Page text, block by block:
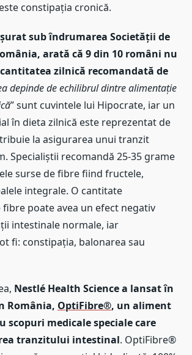
constipația cronică.
sub îndrumarea Societății de
arată că 9 din 10 români nu
zilnică recomandată de
depinde de echilibrul dintre alimentație
” sunt cuvintele lui Hipocrate, iar un
în dieta zilnică este reprezentat de
la asigurarea unui tranzit
Specialiștii recomandă 25-35 grame
surse de fibre fiind fructele,
integrale. O cantitate
poate avea un efect negativ
intestinale normale, iar
fi: constipația, balonarea sau
Nestlé Health Science a lansat în
România, OptiFibre®, un aliment
scopuri medicale speciale care
tranzitului intestinal. OptiFibre®